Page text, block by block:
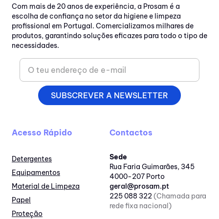
Com mais de 20 anos de experiência, a Prosam é a
escolha de confiança no setor da higiene e limpeza
profissional em Portugal. Comercializamos milhares de
produtos, garantindo soluções eficazes para todo o tipo de
necessidades.
SUBSCREVER A NEWSLETTER
Acesso Rápido
Detergentes
Equipamentos
Material de Limpeza
Papel
Proteção
Contactos
Sede
Rua Faria Guimarães, 345
4000-207 Porto
geral@prosam.pt
225 088 322(Chamada para
rede fixa nacional)